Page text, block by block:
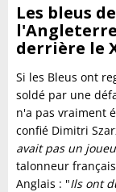
Les bleus
derrière le
Si les Bleus ont
soldé par une
n'a pas vraiment
confié Dimitri
avait pas un
talonneur
Anglais : "Ils ont